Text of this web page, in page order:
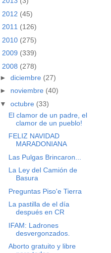
2012 (45)
2011 (126)
2010 (275)
2009 (339)
2008 (278)
► diciembre (27)
► noviembre (40)
▼ octubre (33)
El clamor de un padre, el
clamor de un pueblo!
FELIZ NAVIDAD
MARADONIANA
Las Pulgas Brincaron...
La Ley del Camión de
Basura
Preguntas Piso'e Tierra
La pastilla de el día
después en CR
IFAM: Ladrones
desvergonzados.
Aborto gratuito y libre